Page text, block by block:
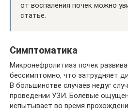
от воспаления почек можно
статье.
Симптоматика
Микронефролитиаз почек
бессимптомно, что затрудняет
В большинстве случаев недуг
проведении УЗИ. Болевые
испытывает во время